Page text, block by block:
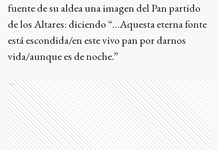
fuente de su aldea una imagen del Pan partido
de los Altares: diciendo “…Aquesta eterna fonte
está escondida/en este vivo pan por darnos
vida/aunque es de noche.”
Ads